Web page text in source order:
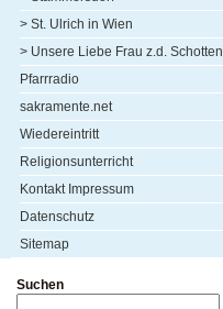
> St. Ulrich in Wien
> Unsere Liebe Frau z.d. Schotten
Pfarrradio
sakramente.net
Wiedereintritt
Religionsunterricht
Kontakt Impressum
Datenschutz
Sitemap
Suchen